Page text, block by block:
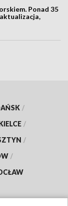
Ponad 35
/
/
/
/